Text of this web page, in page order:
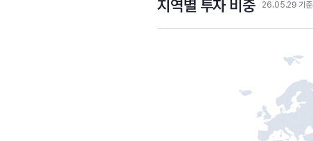
지역별 투자 비중 26.05.29 기준